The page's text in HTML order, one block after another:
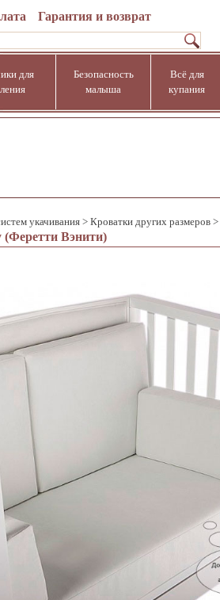
Гарантия и возврат
для
Безопасность
малыша
Всё для
купания
укачивания > Кроватки других размеров >
(Феретти Вэнити)